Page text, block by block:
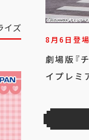
イズ
8月6日登場
劇場版『
イプレミ